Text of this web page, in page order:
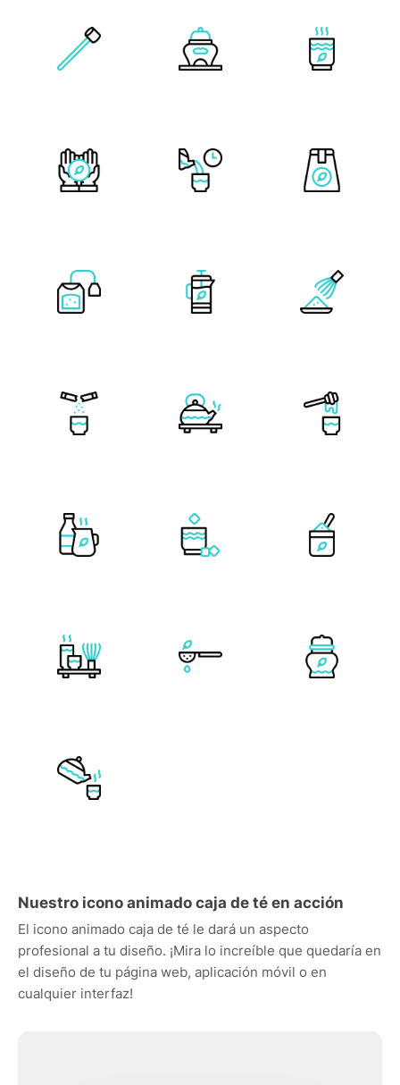
Nuestro icono animado caja de té en acción
El icono animado caja de té le dará un aspecto
profesional a tu diseño. ¡Mira lo increíble que quedaría en
el diseño de tu página web, aplicación móvil o en
cualquier interfaz!